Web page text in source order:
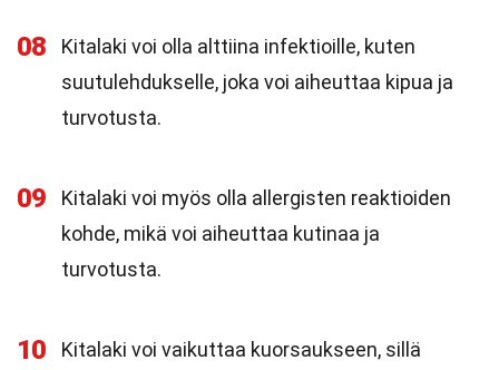
08
Kitalaki voi olla alttiina infektioille, kuten
suutulehdukselle, joka voi aiheuttaa kipua ja
turvotusta.
09
Kitalaki voi myös olla allergisten reaktioiden
kohde, mikä voi aiheuttaa kutinaa ja
turvotusta.
10 Kitalaki voi vaikuttaa kuorsaukseen, sillä